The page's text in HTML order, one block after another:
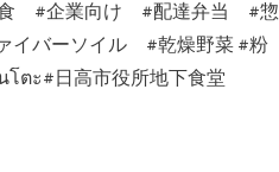
#企業向け #配達弁当 #惣
バーソイル #乾燥野菜 #粉
โตะ#日高市役所地下食堂